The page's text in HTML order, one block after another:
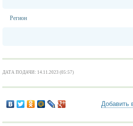
Регион
ДАТА ПОДАЧИ: 14.11.2023 (05:57)
Добавить